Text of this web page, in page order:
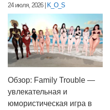
24 июля, 2026| K_O_S
Обзор: Family Trouble —
увлекательная и
юмористическая игра в